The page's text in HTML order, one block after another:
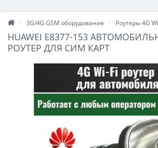
3G/4G GSM оборудование Роутеры 4G
HUAWEI E8377-153
РОУТЕР ДЛЯ СИМ КАРТ